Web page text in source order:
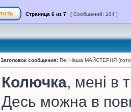
Страница 6 из 7 [ Сообщений: 104 ]
Заголовок сообщения: Re: Наша МАЙСТЕРНЯ
Колючка, мені в
Десь можна в